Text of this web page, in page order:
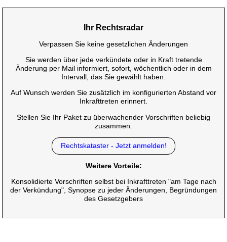
Ihr Rechtsradar
Verpassen Sie keine gesetzlichen Änderungen
Sie werden über jede verkündete oder in Kraft tretende
Änderung per Mail informiert, sofort, wöchentlich oder in dem
Intervall, das Sie gewählt haben.
Auf Wunsch werden Sie zusätzlich im konfigurierten Abstand vor
Inkrafttreten erinnert.
Stellen Sie Ihr Paket zu überwachender Vorschriften beliebig
zusammen.
Rechtskataster - Jetzt anmelden!
Weitere Vorteile:
Konsolidierte Vorschriften selbst bei Inkrafttreten "am Tage nach
der Verkündung", Synopse zu jeder Änderungen, Begründungen
des Gesetzgebers